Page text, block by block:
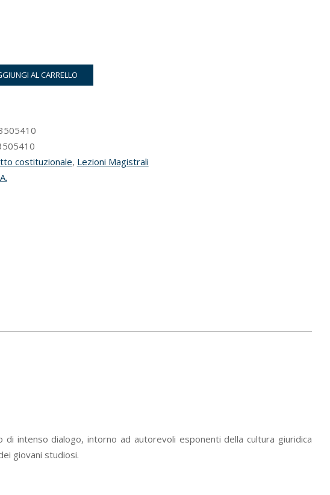
AL CARRELLO
costituzionale, Lezioni Magistrali
intenso dialogo, intorno ad autorevoli esponenti della cultura giuridica
giovani studiosi.